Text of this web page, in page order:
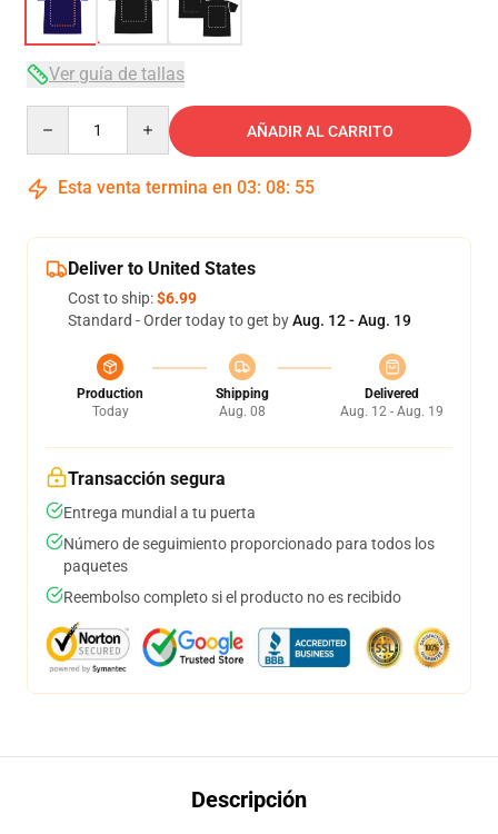
Ver guía de tallas
AÑADIR AL CARRITO
Esta venta termina en 03: 08: 54
Deliver to United States
Cost to ship:$6.99
Standard - Order today to get byAug. 12 - Aug. 19
Production
Today
Shipping
Aug. 08
Delivered
Aug. 12 - Aug. 19
Transacción segura
Entrega mundial a tu puerta
Número de seguimiento proporcionado para todos los
paquetes
Reembolso completo si el producto no es recibido
Descripción